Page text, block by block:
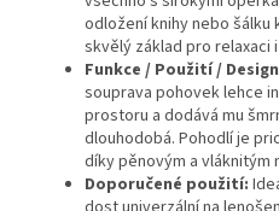
odložení knihy nebo šálku
skvělý základ pro relaxaci
Funkce / Použití /
souprava pohovek lehce
prostoru a dodává mu
dlouhodobá. Pohodlí je
díky pěnovým a vláknitým
Doporučené použití: